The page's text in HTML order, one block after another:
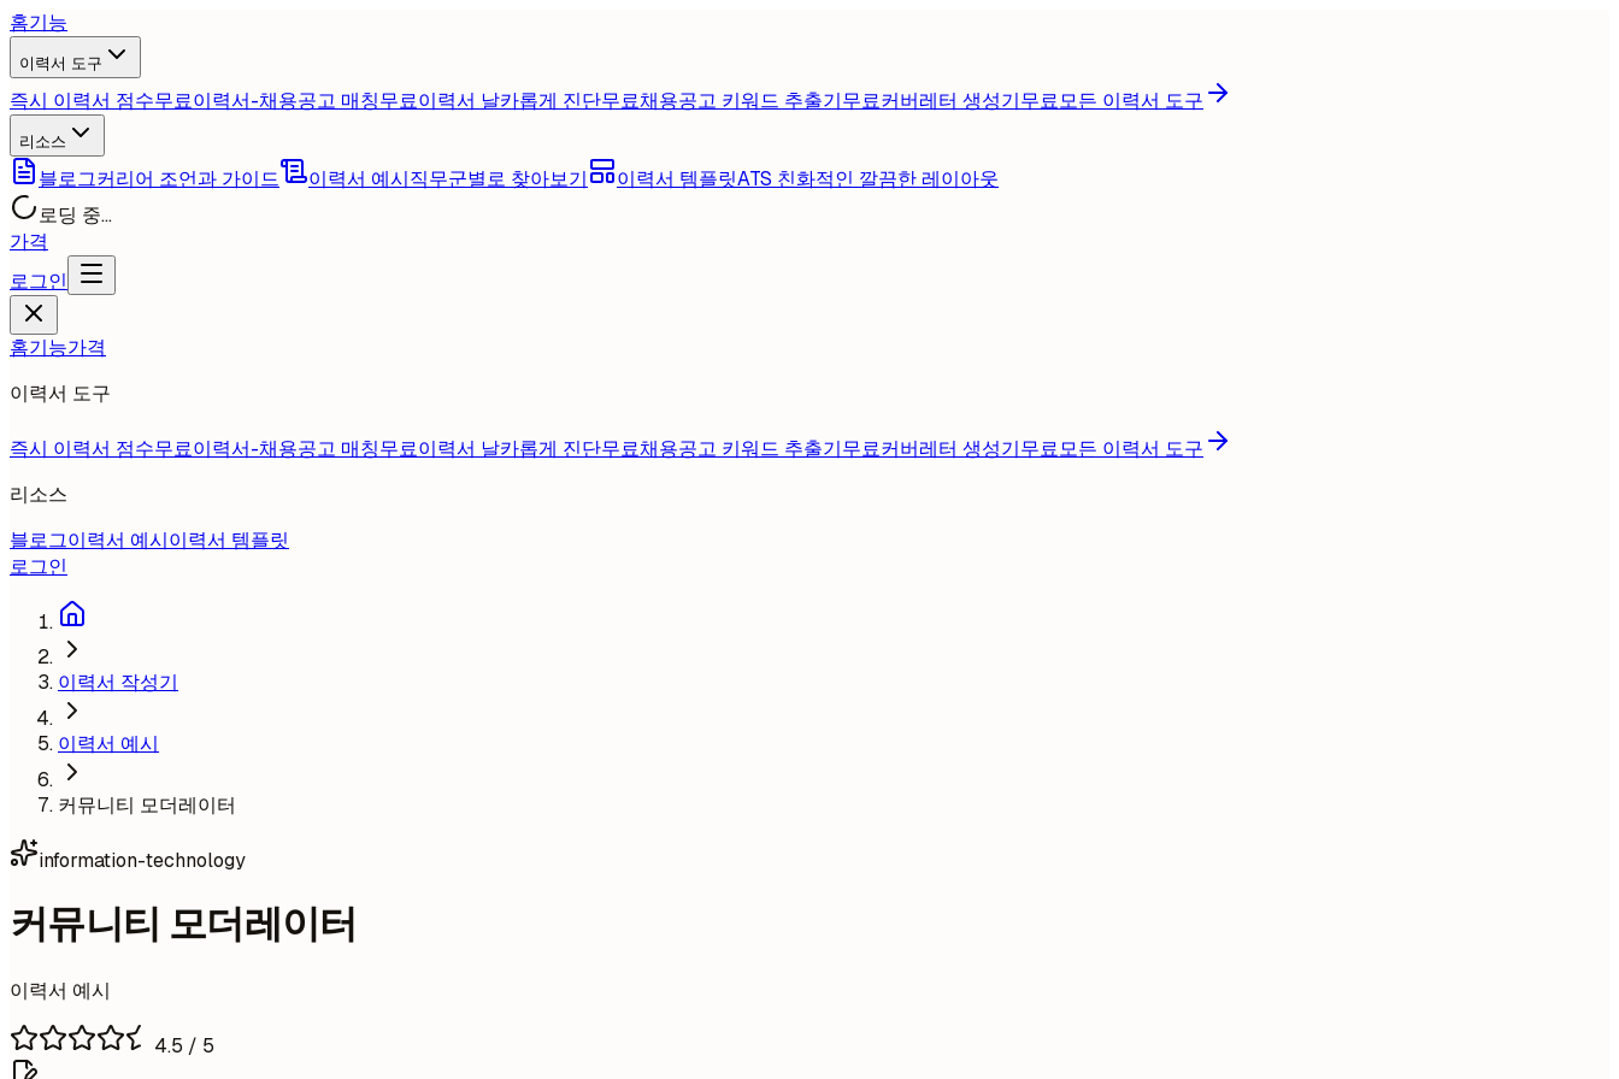
홈기능
이력서 도구
즉시 이력서 점수무료이력서-채용공고 매칭무료이력서 날카롭게 진단무료채용공고 키워드 추출기무료커버레터 생성기무료모든 이력서 도구
리소스
블로그커리어 조언과 가이드 이력서 예시직무군별로 찾아보기 이력서 템플릿ATS 친화적인 깔끔한 레이아웃
로딩 중...
가격
로그인
홈기능가격
이력서 도구
즉시 이력서 점수무료이력서-채용공고 매칭무료이력서 날카롭게 진단무료채용공고 키워드 추출기무료커버레터 생성기무료모든 이력서 도구
리소스
블로그이력서 예시이력서 템플릿
로그인
이력서 작성기
이력서 예시
커뮤니티 모더레이터
information-technology
커뮤니티 모더레이터
이력서 예시
4.5 / 5